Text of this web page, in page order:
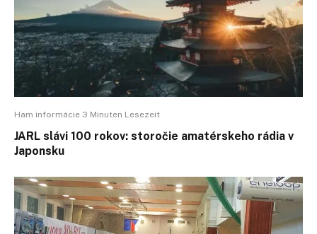
Ham informácie 3 Minuten Lesezeit
JARL slávi 100 rokov: storočie amatérskeho rádia v
Japonsku